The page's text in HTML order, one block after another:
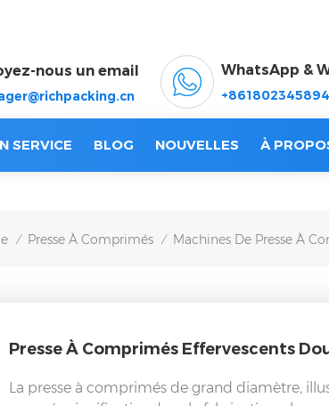
nous un email WhatsApp &
SERVICE BLOG NOUVELLES À
/ Presse À Comprimés / Machines De Presse À
Presse À Comprimés Effervescents
La presse à comprimés de grand diamètre,